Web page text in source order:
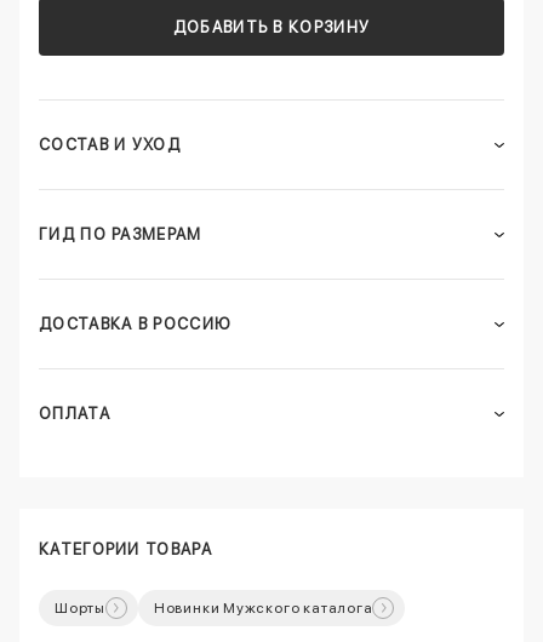
ДОБАВИТЬ В КОРЗИНУ
СОСТАВ И УХОД
ГИД ПО РАЗМЕРАМ
ДОСТАВКА В РОССИЮ
ОПЛАТА
КАТЕГОРИИ ТОВАРА
Шорты Новинки Мужского каталога